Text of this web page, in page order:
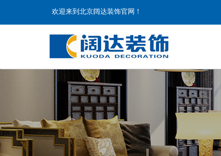
欢迎来到北京阔达装饰官网！